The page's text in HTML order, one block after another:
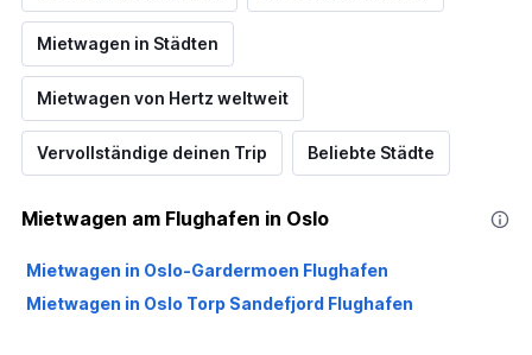
Mietwagen in Städten
Mietwagen von Hertz weltweit
Vervollständige deinen Trip Beliebte Städte
Mietwagen am Flughafen in Oslo
Mietwagen in Oslo-Gardermoen Flughafen
Mietwagen in Oslo Torp Sandefjord Flughafen